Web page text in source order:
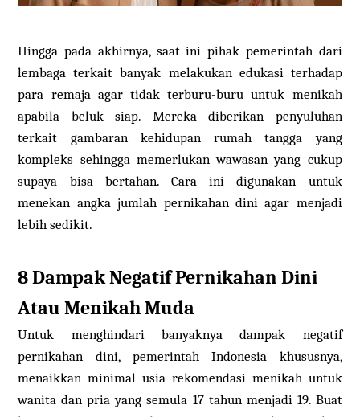
Hingga pada akhirnya, saat ini pihak pemerintah dari
lembaga terkait banyak melakukan edukasi terhadap
para remaja agar tidak terburu-buru untuk menikah
apabila beluk siap. Mereka diberikan penyuluhan
terkait gambaran kehidupan rumah tangga yang
kompleks sehingga memerlukan wawasan yang cukup
supaya bisa bertahan. Cara ini digunakan untuk
menekan angka jumlah pernikahan dini agar menjadi
lebih sedikit.
8 Dampak Negatif Pernikahan Dini
Atau Menikah Muda
Untuk menghindari banyaknya dampak negatif
pernikahan dini, pemerintah Indonesia khususnya,
menaikkan minimal usia rekomendasi menikah untuk
wanita dan pria yang semula 17 tahun menjadi 19. Buat